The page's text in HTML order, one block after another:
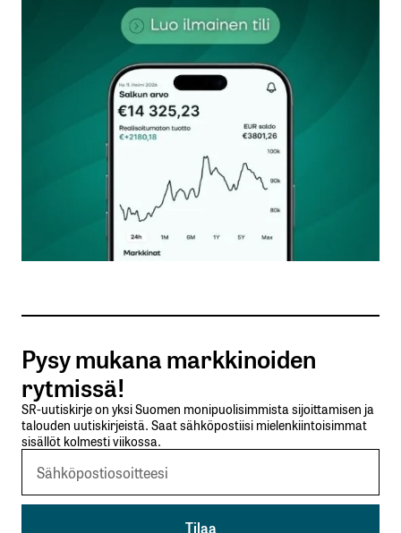
Sähköpostiosoitettasi ei julkaista.Pakolliset
kentät on merkitty*
Kommentti*
Nimesi tai nimimerkkisi
Sähköpostiosoitteesi
Tilaa SalkunRakentajan uutiskirje
Lähetä kommentti
Pysy mukana markkinoiden
rytmissä!
SR-uutiskirje on yksi Suomen monipuolisimmista sijoittamisen ja
talouden uutiskirjeistä. Saat sähköpostiisi mielenkiintoisimmat
sisällöt kolmesti viikossa.